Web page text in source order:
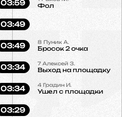
Фол
03:59
03:49
8 Пуник А.
Бросок 2 очка
03:49
7 Алексей З.
Выход на площадку
03:34
4 Градин И.
Ушел с площадки
03:34
03:29